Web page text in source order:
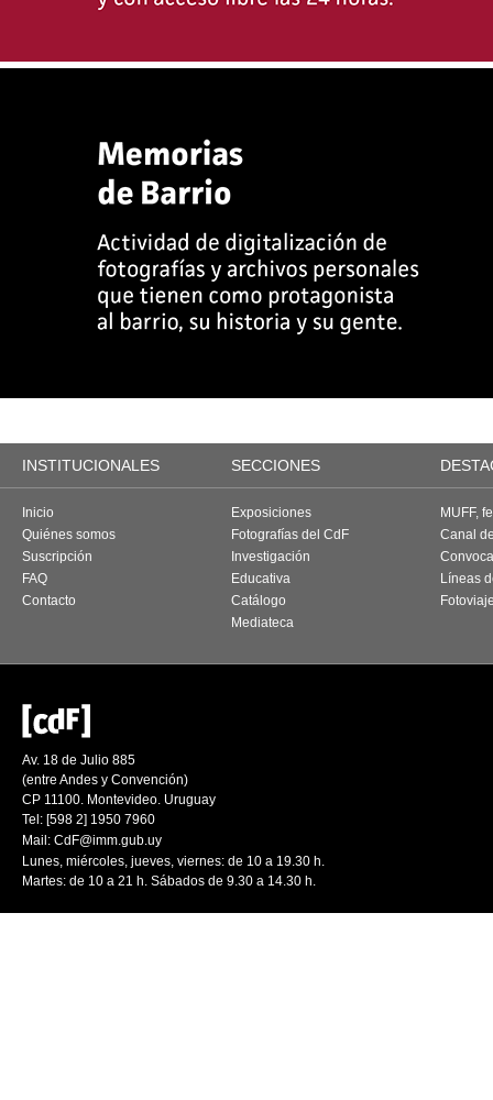
INSTITUCIONALES SECCIONES
Inicio
Quiénes somos
Suscripción
FAQ
Contacto
Exposiciones
Fotografías del CdF
Investigación
Educativa
Catálogo
Mediateca
MUFF,
Canal
Líneas
Av. 18 de Julio 885
(entre Andes y Convención)
CP 11100. Montevideo. Uruguay
Tel: [598 2] 1950 7960
Mail: CdF@imm.gub.uy
Lunes, miércoles, jueves, viernes: de 10 a 19.30 h.
Martes: de 10 a 21 h. Sábados de 9.30 a 14.30 h.